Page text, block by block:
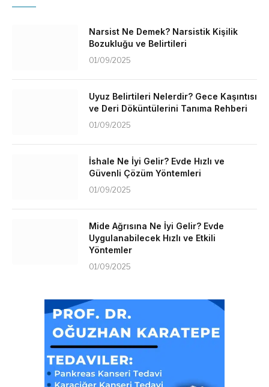
Narsist Ne Demek? Narsistik Kişilik
Bozukluğu ve Belirtileri
01/09/2025
Uyuz Belirtileri Nelerdir? Gece Kaşıntısı
ve Deri Döküntülerini Tanıma Rehberi
01/09/2025
İshale Ne İyi Gelir? Evde Hızlı ve
Güvenli Çözüm Yöntemleri
01/09/2025
Mide Ağrısına Ne İyi Gelir? Evde
Uygulanabilecek Hızlı ve Etkili
Yöntemler
01/09/2025